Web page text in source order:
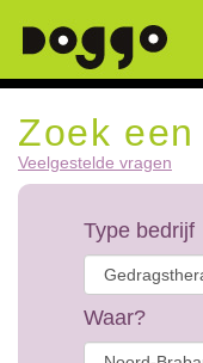
Zoek
Veelgestelde vragen
Type bedrijf
Waar?